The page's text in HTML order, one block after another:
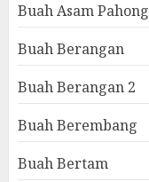
Buah Asam Pahong
Buah Berangan
Buah Berangan 2
Buah Berembang
Buah Bertam